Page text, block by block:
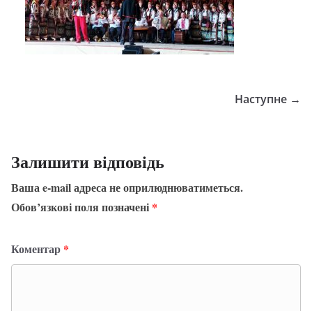
Наступне →
Залишити відповідь
Ваша e-mail адреса не оприлюднюватиметься.
Обов’язкові поля позначені *
Коментар *